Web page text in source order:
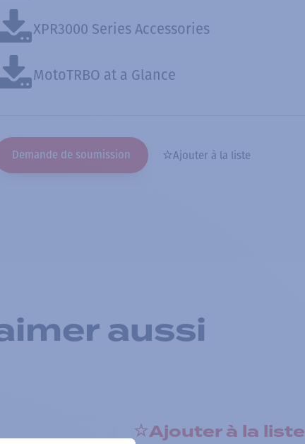
XPR3000 Series Accessories
MotoTRBO at a Glance
Demande de soumission Ajouter à la liste
aussi
Ajouter à la liste